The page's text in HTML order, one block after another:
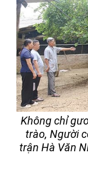
Không chỉ
trào, Người
trận Hà Văn